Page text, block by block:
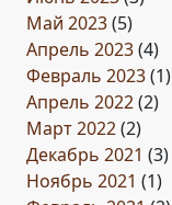
Май 2023(5)
Апрель 2023(4)
Февраль 2023(1)
Апрель 2022(2)
Март 2022(2)
Декабрь 2021 (3)
Ноябрь 2021 (1)